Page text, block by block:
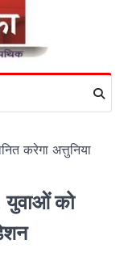
करेगा अत्तुनिया
युवाओं को